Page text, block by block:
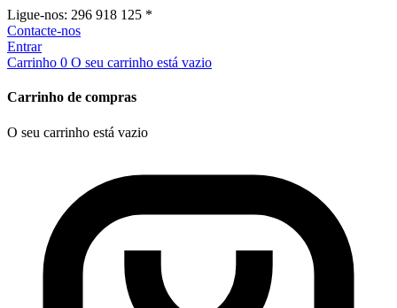
Ligue-nos: 296 918 125 *
Contacte-nos
Entrar
Carrinho 0 O seu carrinho está vazio
Carrinho de compras
O seu carrinho está vazio